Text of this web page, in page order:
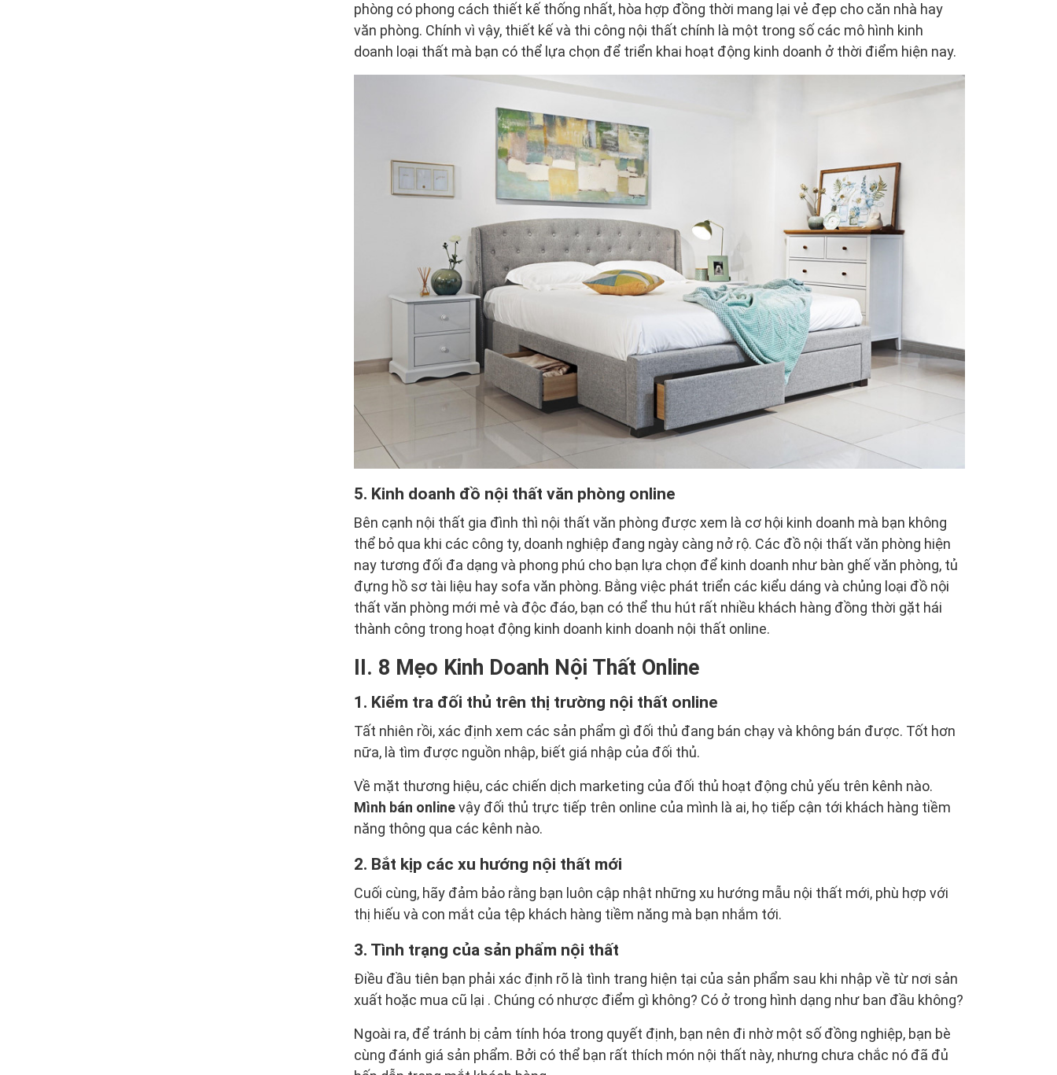
phòng có phong cách thiết kế thống nhất, hòa hợp đồng thời mang lại vẻ đẹp cho căn nhà hay
văn phòng. Chính vì vậy, thiết kế và thi công nội thất chính là một trong số các mô hình kinh
doanh loại thất mà bạn có thể lựa chọn để triển khai hoạt động kinh doanh ở thời điểm hiện nay.
5. Kinh doanh đồ nội thất văn phòng online
Bên cạnh nội thất gia đình thì nội thất văn phòng được xem là cơ hội kinh doanh mà bạn không
thể bỏ qua khi các công ty, doanh nghiệp đang ngày càng nở rộ. Các đồ nội thất văn phòng hiện
nay tương đối đa dạng và phong phú cho bạn lựa chọn để kinh doanh như bàn ghế văn phòng, tủ
đựng hồ sơ tài liệu hay sofa văn phòng. Bằng việc phát triển các kiểu dáng và chủng loại đồ nội
thất văn phòng mới mẻ và độc đáo, bạn có thể thu hút rất nhiều khách hàng đồng thời gặt hái
thành công trong hoạt động kinh doanh kinh doanh nội thất online.
II. 8 Mẹo Kinh Doanh Nội Thất Online
1. Kiểm tra đối thủ trên thị trường nội thất online
Tất nhiên rồi, xác định xem các sản phẩm gì đối thủ đang bán chạy và không bán được. Tốt hơn
nữa, là tìm được nguồn nhập, biết giá nhập của đối thủ.
Về mặt thương hiệu, các chiến dịch marketing của đối thủ hoạt động chủ yếu trên kênh nào.
Mình bán onlinevậy đối thủ trực tiếp trên online của mình là ai, họ tiếp cận tới khách hàng tiềm
năng thông qua các kênh nào.
2. Bắt kịp các xu hướng nội thất mới
Cuối cùng, hãy đảm bảo rằng bạn luôn cập nhật những xu hướng mẫu nội thất mới, phù hợp với
thị hiếu và con mắt của tệp khách hàng tiềm năng mà bạn nhắm tới.
3. Tình trạng của sản phẩm nội thất
Điều đầu tiên bạn phải xác định rõ là tình trang hiện tại của sản phẩm sau khi nhập về từ nơi sản
xuất hoặc mua cũ lại . Chúng có nhược điểm gì không? Có ở trong hình dạng như ban đầu không?
Ngoài ra, để tránh bị cảm tính hóa trong quyết định, bạn nên đi nhờ một số đồng nghiệp, bạn bè
cùng đánh giá sản phẩm. Bởi có thể bạn rất thích món nội thất này, nhưng chưa chắc nó đã đủ